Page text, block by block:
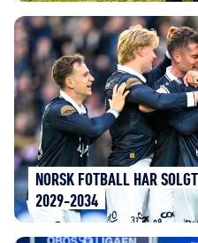
NORSK FOTBALL HAR
2029-2034